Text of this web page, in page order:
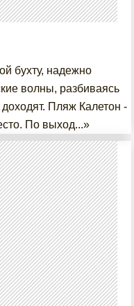
бухту, надежно
волны, разбиваясь
Пляж Калетон -
По выход...»